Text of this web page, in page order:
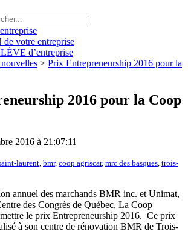
de votre entreprise
d’entreprise
> Prix Entrepreneurship 2016 pour la
2016 pour la Coop
2016 à 21:07:11
laurent bmr, coop agriscar, mrc des basques trois-
annuel des marchands BMR inc. et Unimat,
des Congrès de Québec, La Coop
le prix Entrepreneurship 2016. Ce prix
à son centre de rénovation BMR de Trois-